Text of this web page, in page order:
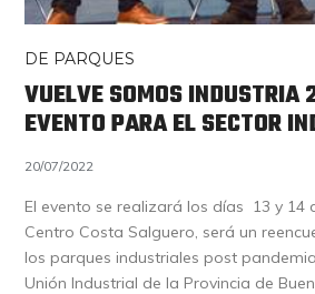
DE PARQUES
VUELVE SOMOS INDUSTRIA
EVENTO PARA EL SECTOR
20/07/2022
El evento se realizará los días 13 y 14
Centro Costa Salguero, será un
los parques industriales post
Unión Industrial de la Provincia de